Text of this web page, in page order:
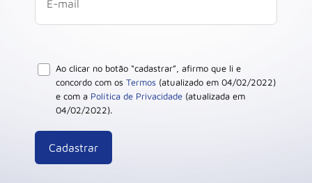
Ao clicar no botão “cadastrar”, afirmo que li e
concordo com os Termos (atualizado em 04/02/2022)
e com a Política de Privacidade (atualizada em
04/02/2022).